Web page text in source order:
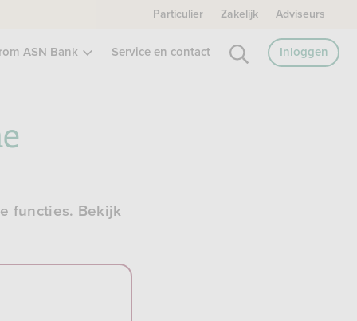
Particulier Zakelijk Adviseurs
ASN Bank Service en contact Inloggen
functies. Bekijk